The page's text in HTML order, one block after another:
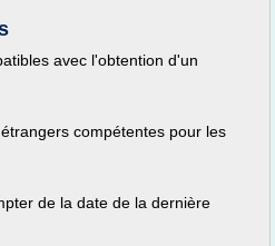
avec l'obtention d'un
compétentes pour les
de la date de la dernière